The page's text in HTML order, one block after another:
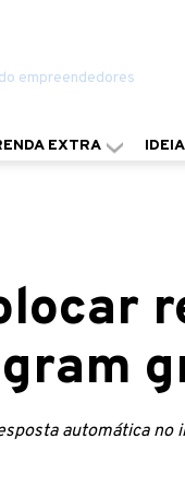
empreendedores
EXTRA
automática